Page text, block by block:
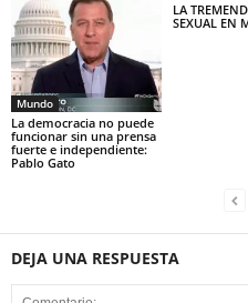
Mundo
La democracia no puede
funcionar sin una prensa
fuerte e independiente:
Pablo Gato
LA
SEXUAL EN
DEJA UNA RESPUESTA